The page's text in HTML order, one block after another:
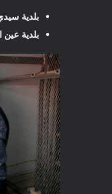
بلدية
بلدية